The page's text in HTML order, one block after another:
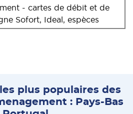
- cartes de débit et de
Sofort, Ideal, espèces
plus populaires des
: Pays-Bas